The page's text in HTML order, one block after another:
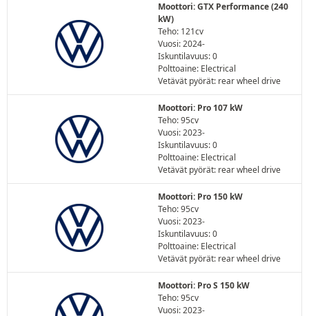
Moottori: GTX Performance (240
kW)
Teho: 121cv
Vuosi: 2024-
Iskuntilavuus: 0
Polttoaine: Electrical
Vetävät pyörät: rear wheel drive
Moottori: Pro 107 kW
Teho: 95cv
Vuosi: 2023-
Iskuntilavuus: 0
Polttoaine: Electrical
Vetävät pyörät: rear wheel drive
Moottori: Pro 150 kW
Teho: 95cv
Vuosi: 2023-
Iskuntilavuus: 0
Polttoaine: Electrical
Vetävät pyörät: rear wheel drive
Moottori: Pro S 150 kW
Teho: 95cv
Vuosi: 2023-